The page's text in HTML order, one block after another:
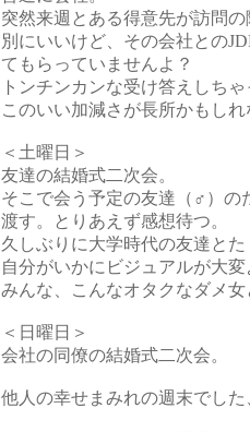
突然来週とある得意先が訪問
別にいいけど、その会社との
てもらっていませんよ？
トンチンカンな受け答えしち
このいい加減さが長所かもし
＜土曜日＞
友達の結婚式二次会。
そこで会う予定の友達（♂）の
渡す。とりあえず感想待つ。
久しぶりに大学時代の友達と
自分がいかにビジュアルが大
みんな、こんなオタクなダメ
＜日曜日＞
会社の同僚の結婚式二次会。
他人の幸せまみれの週末でした